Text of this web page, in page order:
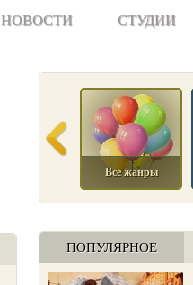
НОВОСТИ СТУДИИ
Все жанры
ПОПУЛЯРНОЕ